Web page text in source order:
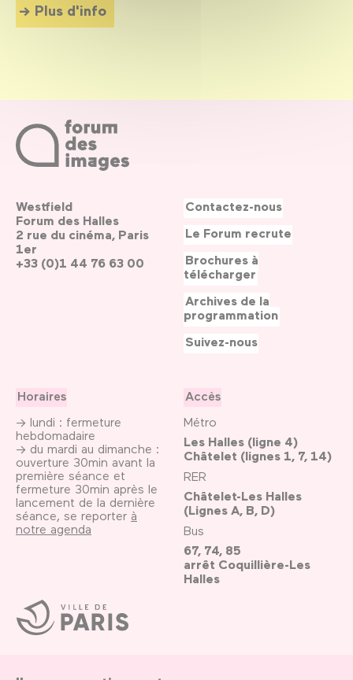
Plus d'info
Ville
de
Paris
Westfield
Forum des Halles
2 rue du cinéma, Paris
1er
+33 (0)1 44 76 63 00
Horaires
→ lundi : fermeture
hebdomadaire
→ du mardi au dimanche :
ouverture 30min avant la
première séance et
fermeture 30min après le
lancement de la dernière
séance, se reporter à
notre agenda
Accès
Métro
Les Halles (ligne 4)
Châtelet (lignes 1, 7, 14)
RER
Châtelet-Les Halles
(Lignes A, B, D)
Bus
67, 74, 85
arrêt Coquillière-Les
Halles
Contactez-nous
Le Forum recrute
Brochures à
télécharger
Archives de la
programmation
Suivez-nous